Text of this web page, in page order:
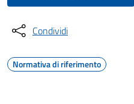
Condividi
Normativa di riferimento